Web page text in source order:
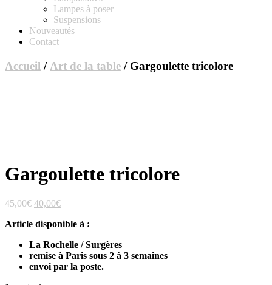
Lampes à poser
Suspensions
Nouveautés
Contact
Accueil / Art de la table / Gargoulette tricolore
Gargoulette tricolore
45,00€ Le
initial
45,00€.
40,00€Le
actuel
40,00€.
Article disponible à :
La Rochelle / Surgères
remise à Paris sous 2 à 3 semaines
envoi par la poste.